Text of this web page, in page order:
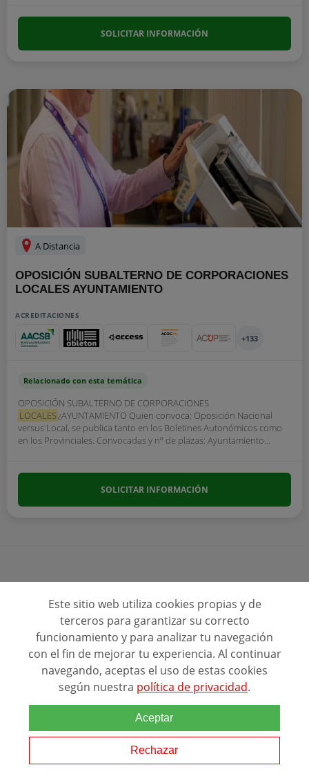
SOLICITAR INFORMACIÓN
A Distancia
OPOSICIÓN SUBALTERNO DE CORPORACIONES
LOCALES AYUNTAMIENTO
ACREDITACIONES
+133
Relacionado con esta temática
OPOSICIÓN SUBALTERNO DE CORPORACIONES
LOCALES¿AYUNTAMIENTO Quien convoca: Oposición Nacional
versus Local, se publica tanto en los Boletines Autonómicos como
en los Provinciales. Convocadas y nº de plazas: Ayuntamiento...
SOLICITAR INFORMACIÓN
Ver más programas
Ranking Relacionado
Este sitio web utiliza cookies propias y de
terceros para garantizar su correcto
funcionamiento y para analizar tu navegación
con el fin de mejorar tu experiencia. Al continuar
navegando, aceptas el uso de estas cookies
según nuestra política de privacidad.
Aceptar
Rechazar